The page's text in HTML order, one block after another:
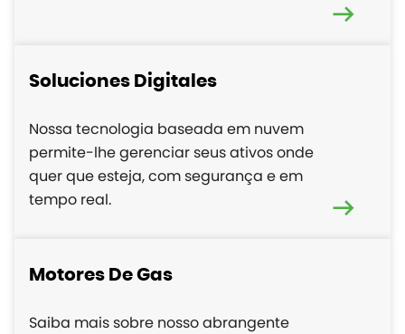
Soluciones Digitales
Nossa tecnologia baseada em nuvem
permite-lhe gerenciar seus ativos onde
quer que esteja, com segurança e em
tempo real.
Motores De Gas
Saiba mais sobre nosso abrangente